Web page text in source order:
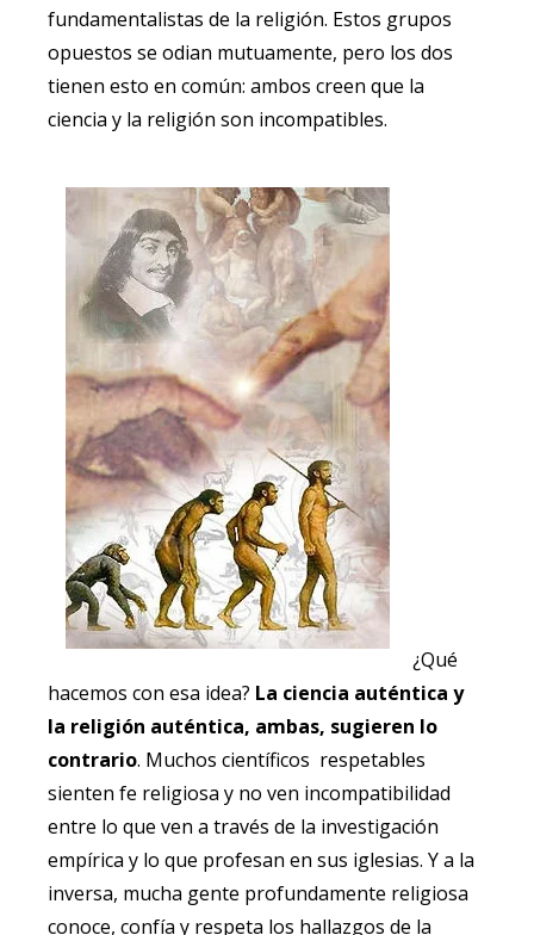
fundamentalistas de la religión. Estos grupos
opuestos se odian mutuamente, pero los dos
tienen esto en común: ambos creen que la
ciencia y la religión son incompatibles.
¿Qué
hacemos con esa idea? La ciencia auténtica y
la religión auténtica, ambas, sugieren lo
contrario. Muchos científicos respetables
sienten fe religiosa y no ven incompatibilidad
entre lo que ven a través de la investigación
empírica y lo que profesan en sus iglesias. Y a la
inversa, mucha gente profundamente religiosa
conoce, confía y respeta los hallazgos de la